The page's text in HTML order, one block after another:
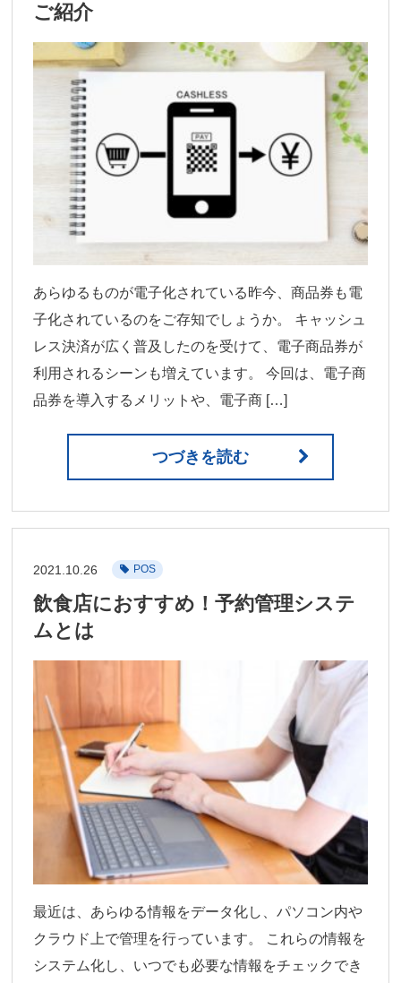
ご紹介
あらゆるものが電子化されている昨今、商品券も電
子化されているのをご存知でしょうか。 キャッシュ
レス決済が広く普及したのを受けて、電子商品券が
利用されるシーンも増えています。 今回は、電子商
品券を導入するメリットや、電子商 […]
つづきを読む
2021.10.26 POS
飲食店におすすめ！予約管理システ
ムとは
最近は、あらゆる情報をデータ化し、パソコン内や
クラウド上で管理を行っています。 これらの情報を
システム化し、いつでも必要な情報をチェックでき